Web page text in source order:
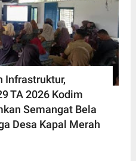
Infrastruktur,
TA 2026 Kodim
Semangat Bela
Desa Kapal Merah